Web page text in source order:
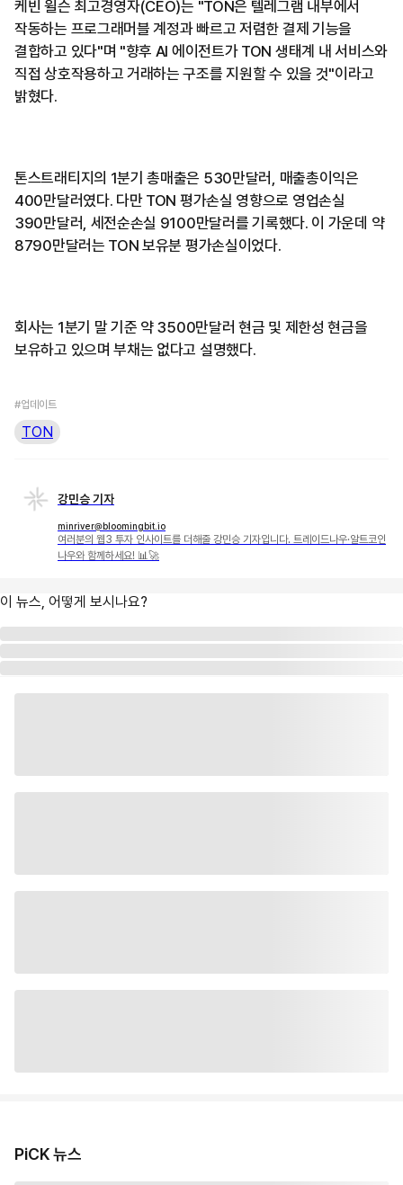
케빈 윌슨 최고경영자(CEO)는 "TON은 텔레그램 내부에서
작동하는 프로그래머블 계정과 빠르고 저렴한 결제 기능을
결합하고 있다"며 "향후 AI 에이전트가 TON 생태계 내 서비스와
직접 상호작용하고 거래하는 구조를 지원할 수 있을 것"이라고
밝혔다.
톤스트래티지의 1분기 총매출은 530만달러, 매출총이익은
400만달러였다. 다만 TON 평가손실 영향으로 영업손실
390만달러, 세전순손실 9100만달러를 기록했다. 이 가운데 약
8790만달러는 TON 보유분 평가손실이었다.
회사는 1분기 말 기준 약 3500만달러 현금 및 제한성 현금을
보유하고 있으며 부채는 없다고 설명했다.
#업데이트
TON
강민승 기자
minriver@bloomingbit.io
여러분의 웹3 투자 인사이트를 더해줄 강민승 기자입니다. 트레이드나우·알트코인
나우와 함께하세요! 📊🚀
이 뉴스, 어떻게 보시나요?
PiCK 뉴스